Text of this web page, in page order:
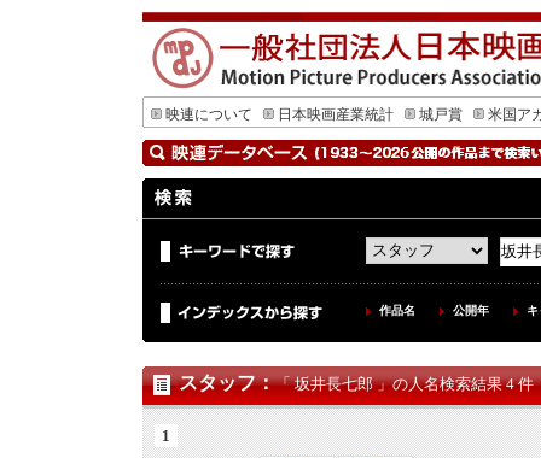
映連について 日本映画産業統計 城戸賞 米国ア
作品名 公開年
スタッフ：「 坂井長七郎 」の人名検索結果 4 件
1